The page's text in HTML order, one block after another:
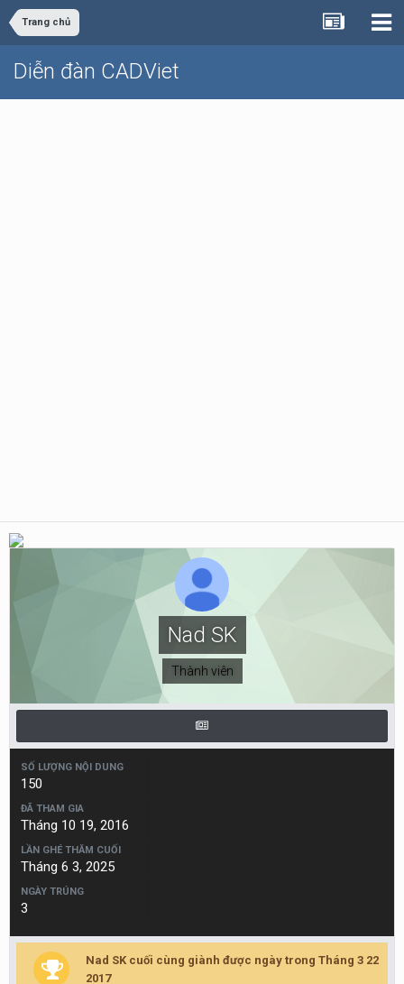
Trang chủ
Diễn đàn CADViet
Nad SK
Thành viên
SỐ LƯỢNG NỘI DUNG
150
ĐÃ THAM GIA
Tháng 10 19, 2016
LẦN GHÉ THĂM CUỐI
Tháng 6 3, 2025
NGÀY TRÚNG
3
Nad SK cuối cùng giành được ngày trong Tháng 3 22
2017